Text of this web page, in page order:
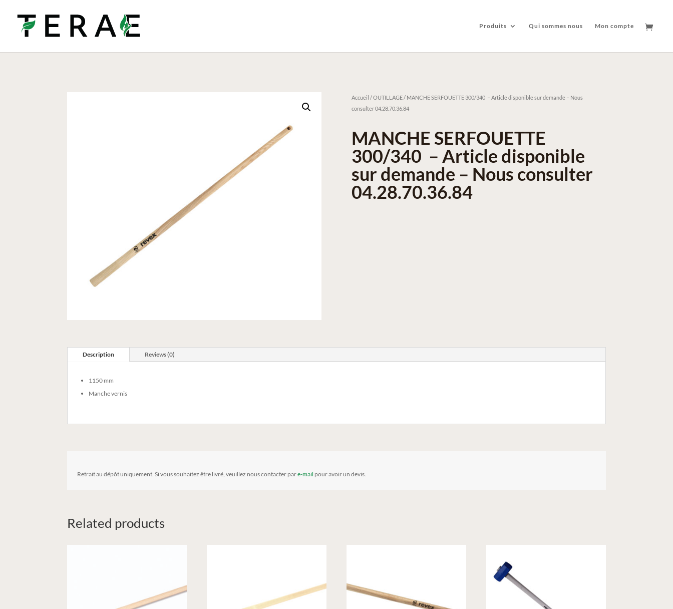
Produits Qui sommes nous Mon compte
Accueil /OUTILLAGE/ MANCHE SERFOUETTE 300/340 – Article disponible sur demande – Nous
consulter 04.28.70.36.84
MANCHE SERFOUETTE
300/340 – Article disponible
sur demande – Nous consulter
04.28.70.36.84
Description Reviews (0)
1150 mm
Manche vernis
Retrait au dépôt uniquement. Si vous souhaitez être livré, veuillez nous contacter pare-mail pour avoir un devis.
Related products